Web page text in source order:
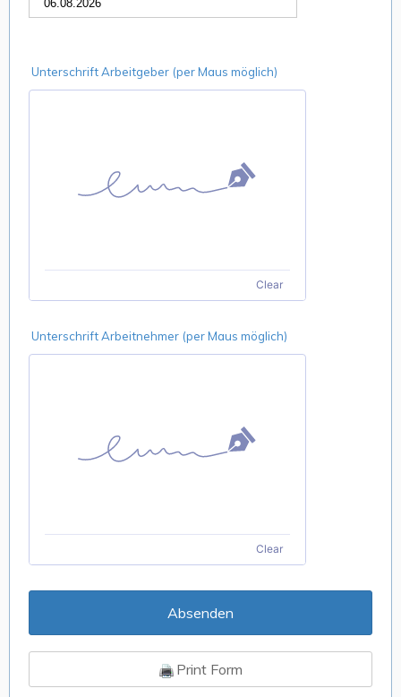
Unterschrift Arbeitgeber (per Maus möglich)
Clear
Unterschrift Arbeitnehmer (per Maus möglich)
Clear
Absenden
Print Form